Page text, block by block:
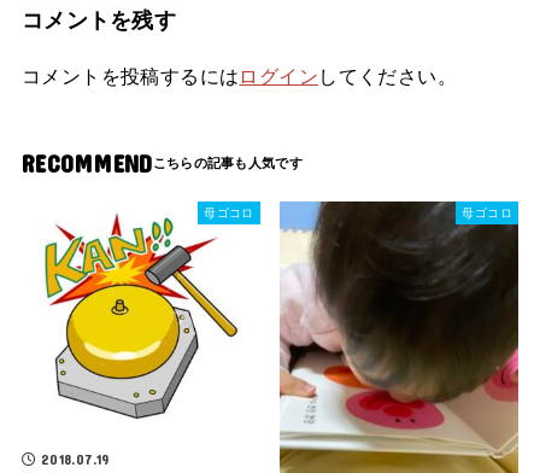
コメントを残す
コメントを投稿するには ログイン してください。
RECOMMEND
母ゴコロ
2018.07.19
母ゴコロ